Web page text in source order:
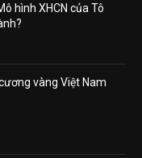
hình XHCN của Tô
vàng Việt Nam